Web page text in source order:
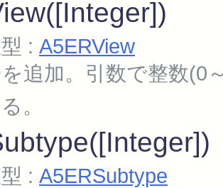
: A5ERView
追加。引数で整数
。
: A5ERSubtype